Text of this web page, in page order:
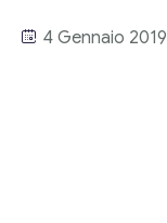
Revisione legale
4 Gennaio 2019